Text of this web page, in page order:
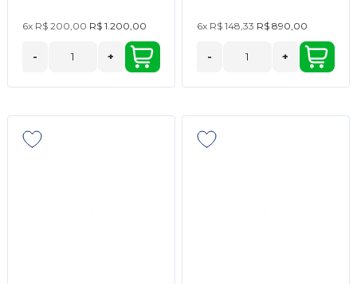
6x R$ 200,00 R$ 1.200,00
- +
6x R$ 148,33 R$ 890,00
- +